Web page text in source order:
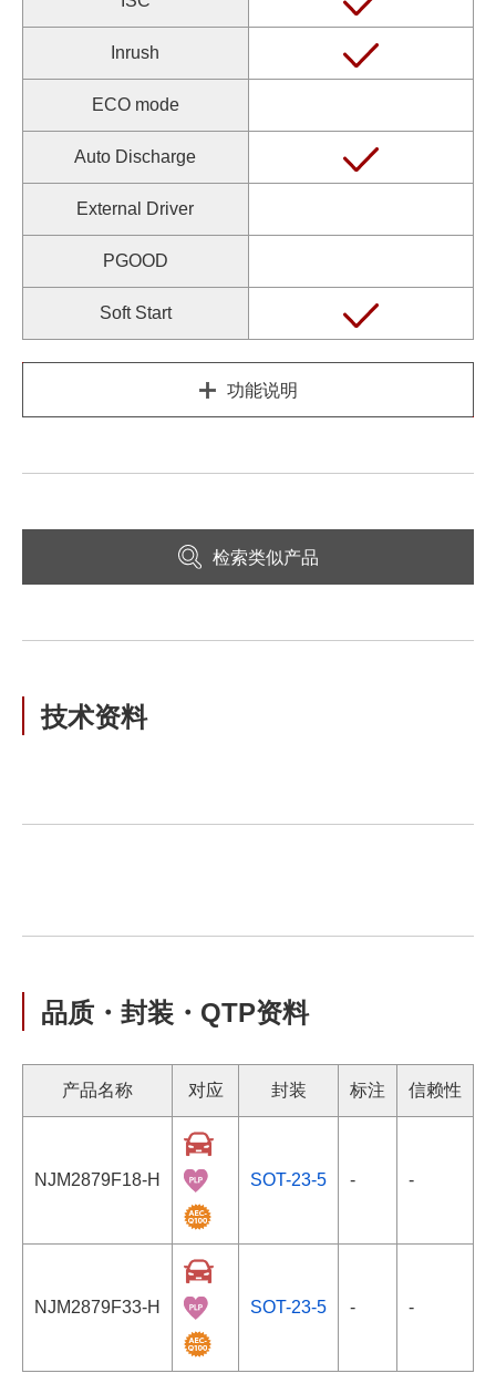
Inrush
ECO mode
Auto Discharge
External Driver
PGOOD
Soft Start
功能说明
检索类似产品
技术资料
品质・封装・QTP资料
产品名称 对应 封装 标注 信赖性
NJM2879F18-H SOT-23-5 - -
NJM2879F33-H SOT-23-5 - -